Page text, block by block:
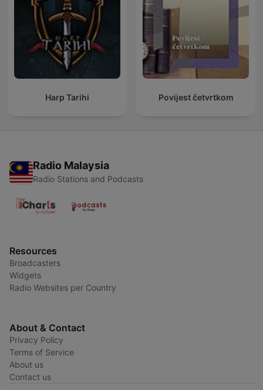
Harp Tarihi Povijest četvrtkom
Radio Malaysia
Radio Stations and Podcasts
Resources
Broadcasters
Widgets
Radio Websites per Country
About & Contact
Privacy Policy
Terms of Service
About us
Contact us